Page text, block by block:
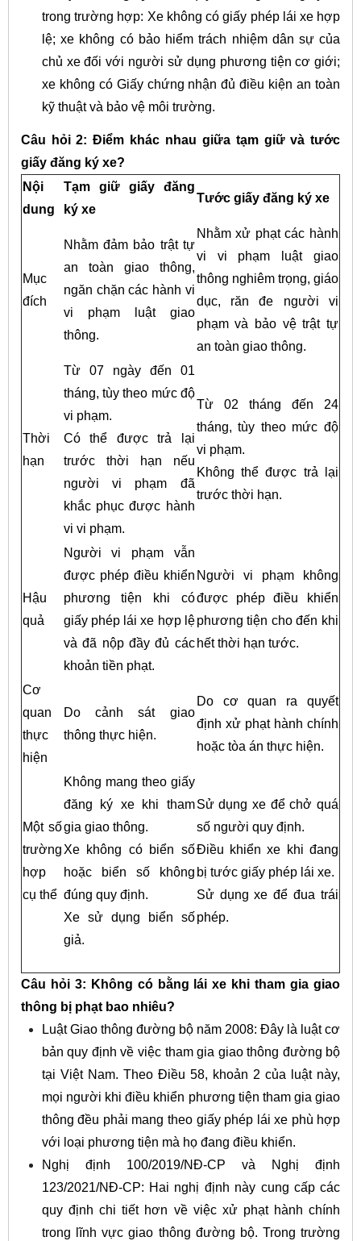
trong trường hợp: Xe không có giấy phép lái xe hợp
lệ; xe không có bảo hiểm trách nhiệm dân sự của
chủ xe đối với người sử dụng phương tiện cơ giới;
xe không có Giấy chứng nhận đủ điều kiện an toàn
kỹ thuật và bảo vệ môi trường.
Câu hỏi 2: Điểm khác nhau giữa tạm giữ và tước
giấy đăng ký xe?
Nội
dung
Tạm giữ giấy đăng
ký xe
Tước giấy đăng ký xe
Mục
đích
Nhằm đảm bảo trật tự
an toàn giao thông,
ngăn chặn các hành vi
vi phạm luật giao
thông.
Nhằm xử phạt các hành
vi vi phạm luật giao
thông nghiêm trọng, giáo
dục, răn đe người vi
phạm và bảo vệ trật tự
an toàn giao thông.
Thời
hạn
Từ 07 ngày đến 01
tháng, tùy theo mức độ
vi phạm.
Có thể được trả lại
trước thời hạn nếu
người vi phạm đã
khắc phục được hành
vi vi phạm.
Từ 02 tháng đến 24
tháng, tùy theo mức độ
vi phạm.
Không thể được trả lại
trước thời hạn.
Hậu
quả
Người vi phạm vẫn
được phép điều khiển
phương tiện khi có
giấy phép lái xe hợp lệ
và đã nộp đầy đủ các
khoản tiền phạt.
Người vi phạm không
được phép điều khiển
phương tiện cho đến khi
hết thời hạn tước.
Cơ
quan
thực
hiện
Do cảnh sát giao
thông thực hiện.
Do cơ quan ra quyết
định xử phạt hành chính
hoặc tòa án thực hiện.
Một số
trường
hợp
cụ thể
Không mang theo giấy
đăng ký xe khi tham
gia giao thông.
Xe không có biển số
hoặc biển số không
đúng quy định.
Xe sử dụng biển số
giả.
Sử dụng xe để chở quá
số người quy định.
Điều khiển xe khi đang
bị tước giấy phép lái xe.
Sử dụng xe để đua trái
phép.
Câu hỏi 3: Không có bằng lái xe khi tham gia giao
thông bị phạt bao nhiêu?
Luật Giao thông đường bộ năm 2008: Đây là luật cơ
bản quy định về việc tham gia giao thông đường bộ
tại Việt Nam. Theo Điều 58, khoản 2 của luật này,
mọi người khi điều khiển phương tiện tham gia giao
thông đều phải mang theo giấy phép lái xe phù hợp
với loại phương tiện mà họ đang điều khiển.
Nghị định 100/2019/NĐ-CP và Nghị định
123/2021/NĐ-CP: Hai nghị định này cung cấp các
quy định chi tiết hơn về việc xử phạt hành chính
trong lĩnh vực giao thông đường bộ. Trong trường